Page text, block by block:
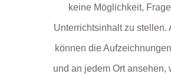
keine Möglichkeit,
Unterrichtsinhalt zu stellen.
können die
und an jedem Ort ansehen,